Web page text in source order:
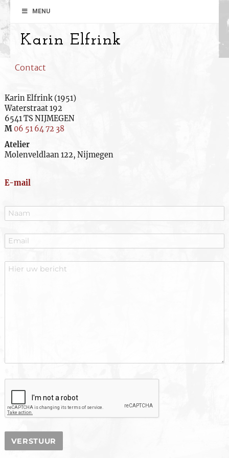
MENU
Karin Elfrink
Contact
Karin Elfrink (1951)
Waterstraat 192
6541 TS NIJMEGEN
M 06 51 64 72 38
Atelier
Molenveldlaan 122, Nijmegen
E-mail